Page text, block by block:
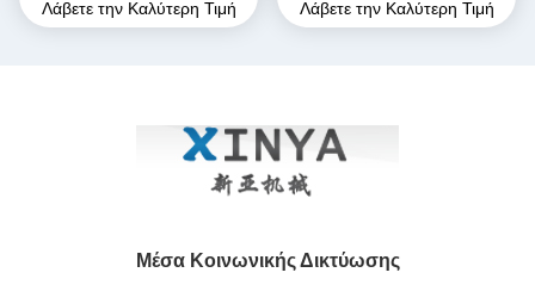
αλουμινίου υψηλής αντοχής,
Λάβετε την Καλύτερη Τιμή
400 sqmm | Λαβή γραμμής
Λάβετε την Καλύτερη Τιμή
Μέσα Κοινωνικής Δικτύωσης